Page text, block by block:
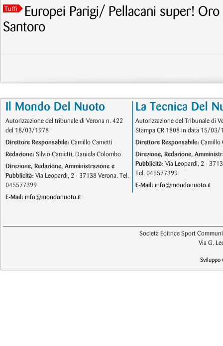
Tuffi
Europei Parigi/ Pellacani super!
Santoro
Il Mondo Del Nuoto
Autorizzazione del tribunale di Verona n. 422
del 18/03/1978
Direttore Responsabile: Camillo Cametti
Redazione: Silvio Cametti, Daniela Colombo
Direzione, Redazione, Amministrazione e
Pubblicità: Via Leopardi, 2 - 37138 Verona. Tel.
045577399
E-Mail: info@mondonuoto.it
La Tecnica Del
Autorizzazione del Tribunale di
Stampa CR 1808 in data 15/03/
Direttore Responsabile: Camillo
Direzione, Redazione,
Pubblicità: Via Leopardi, 2 -
Tel. 045577399
E-Mail: info@mondonuoto.it
Società Editrice Sport
Via G.
Sviluppo